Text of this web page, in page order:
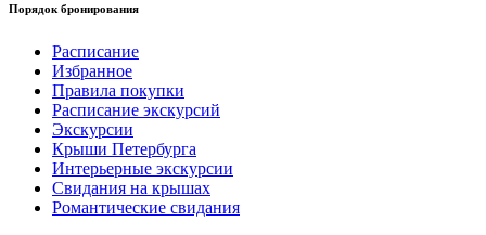
Порядок бронирования
Расписание
Избранное
Правила покупки
Расписание экскурсий
Экскурсии
Крыши Петербурга
Интерьерные экскурсии
Свидания на крышах
Романтические свидания